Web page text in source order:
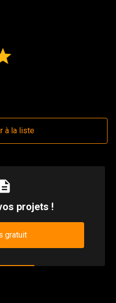
à la liste
description
projets !
gratuit